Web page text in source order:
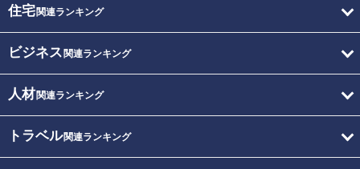
住宅関連ランキング
ビジネス 関連ランキング
人材関連ランキング
トラベル関連ランキング